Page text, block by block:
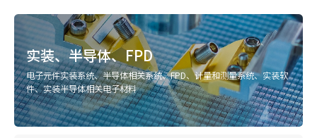
实装、半导体、FPD
电子元件实装系统、半导体相关系统、FPD、计量和测量系统、实装软
件、实装半导体相关电子材料